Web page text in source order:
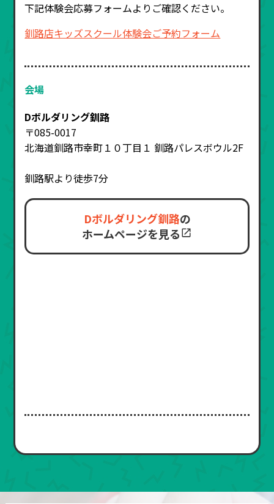
下記体験会応募フォームよりご確認ください。
釧路店キッズスクール体験会ご予約フォーム
会場
Dボルダリング釧路
〒085-0017
北海道釧路市幸町１０丁目１ 釧路パレスボウル2F
釧路駅より徒歩7分
Dボルダリング釧路の
ホームページを見る